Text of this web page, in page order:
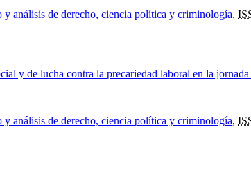
y análisis de derecho, ciencia política y criminología,
y de lucha contra la precariedad laboral en la
y análisis de derecho, ciencia política y criminología,